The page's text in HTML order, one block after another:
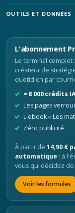
OUTILS ET DONNÉES
L'abonnement
Le terminal complet
créateur de
quotidien par
≈ 8 000 crédits
Les pages
L'ebook « Les
Zéro publicité
À partir de14,90 €
automatique : à
vous qui décidez
Voir les formules